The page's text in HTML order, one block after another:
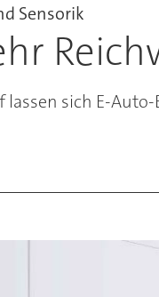
Sensorik
sich E-